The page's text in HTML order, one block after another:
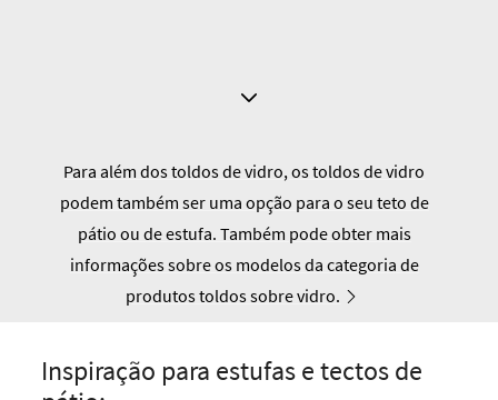
Para além dos toldos de vidro, os toldos de vidro
podem também ser uma opção para o seu teto de
pátio ou de estufa. Também pode obter mais
informações sobre os modelos da categoria de
produtos toldos sobre vidro.
Inspiração para estufas e tectos de